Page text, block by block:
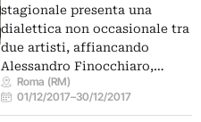
stagionale presenta una
dialettica non occasionale tra
due artisti, affiancando
Alessandro Finocchiaro,…
Roma (RM)
01/12/2017–30/12/2017